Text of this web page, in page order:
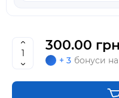
300.00
+ 3 бонуси